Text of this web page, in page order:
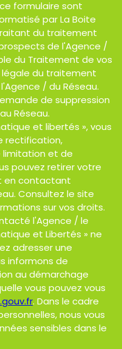
formulaire sont
par La Boite
du traitement
de l'Agence /
du Traitement de vos
légale du traitement
/ du Réseau.
de suppression
Réseau.
et libertés », vous
rectification,
limitation et de
pouvez retirer votre
en contactant
Consultez le site
sur vos droits.
l'Agence / le
et Libertés » ne
adresser une
informons de
au démarchage
vous pouvez vous
. Dans le cadre
nous vous
sensibles dans le